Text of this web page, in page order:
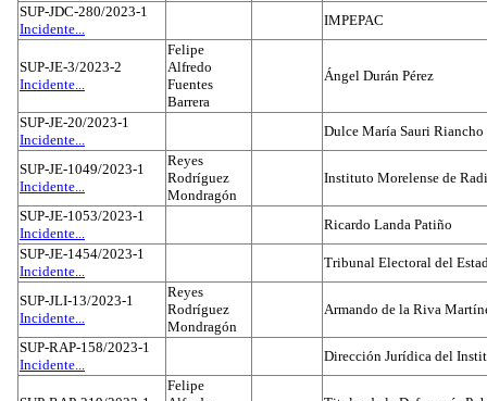
SUP-JDC-280/2023-1
Incidente...
IMPEPAC
SUP-JE-3/2023-2
Incidente...
Felipe
Alfredo
Fuentes
Barrera
Ángel Durán Pérez
SUP-JE-20/2023-1
Incidente...
Dulce María Sauri
SUP-JE-1049/2023-1
Incidente...
Reyes
Rodríguez
Mondragón
Instituto Morelense de
SUP-JE-1053/2023-1
Incidente...
Ricardo Landa Patiño
SUP-JE-1454/2023-1
Incidente...
Tribunal Electoral del
SUP-JLI-13/2023-1
Incidente...
Reyes
Rodríguez
Mondragón
Armando de la Riva
SUP-RAP-158/2023-1
Incidente...
Dirección Jurídica del
Felipe